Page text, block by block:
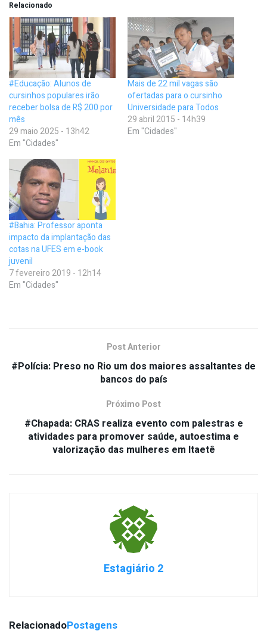
Relacionado
#Educação: Alunos de
cursinhos populares irão
receber bolsa de R$ 200 por
mês
29 maio 2025 - 13h42
Em "Cidades"
Mais de 22 mil vagas são
ofertadas para o cursinho
Universidade para Todos
29 abril 2015 - 14h39
Em "Cidades"
#Bahia: Professor aponta
impacto da implantação das
cotas na UFES em e-book
juvenil
7 fevereiro 2019 - 12h14
Em "Cidades"
Post Anterior
#Polícia: Preso no Rio um dos maiores assaltantes de
bancos do país
Próximo Post
#Chapada: CRAS realiza evento com palestras e
atividades para promover saúde, autoestima e
valorização das mulheres em Itaetê
Estagiário 2
RelacionadoPostagens